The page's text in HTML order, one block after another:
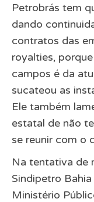
Petrobrás tem
dando
contratos das
royalties,
campos é da
sucateou as
Ele também
estatal de não
se reunir com o
Na tentativa de
Sindipetro
Ministério